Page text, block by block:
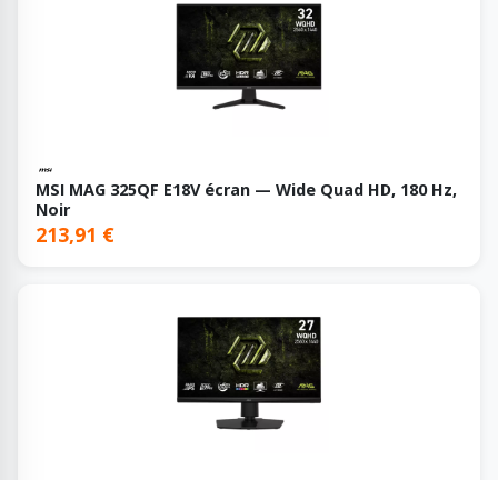
MSI MAG 325QF E18V écran — Wide Quad HD, 180 Hz,
Noir
213,91 €